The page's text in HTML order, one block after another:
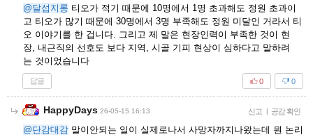
@달섭지롱 티오가 적기 때문에 10명에서 1명 초과해도 정원 초과이
고 티오가 많기 때문에 30명에서 3명 부족해도 정원 미달인 거라서 티
오 이야기를 한 겁니다. 그리고 제 말은 현장인력이 부족한 것이 현
장, 내근직의 선호도 보다 지역, 시골 기피 현상이 심하다고 말하려
는 것이었습니다
답글 0
0
HappyDays 26-05-15 16:13 신고 | 공감 확인
@단감대감 말이안되는 일이 실제로나서 사망자까지나왔는데 뭔 논리